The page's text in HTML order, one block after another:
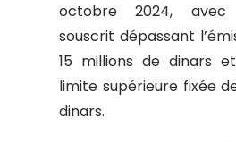
octobre 2024,
souscrit dépassant
15 millions de dinars
limite supérieure fixée
dinars.